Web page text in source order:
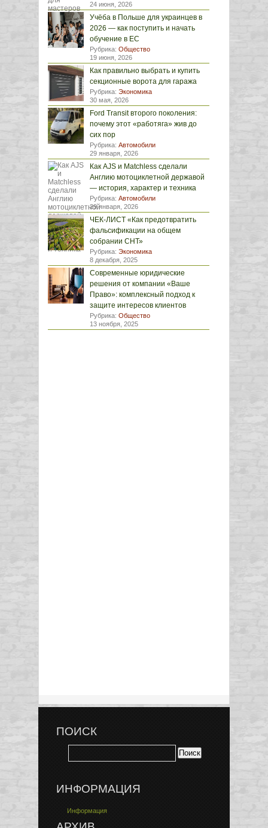
24 июня, 2026
Учёба в Польше для украинцев в
2026 — как поступить и начать
обучение в ЕС
Рубрика: Общество
19 июня, 2026
Как правильно выбрать и купить
секционные ворота для гаража
Рубрика: Экономика
30 мая, 2026
Ford Transit второго поколения:
почему этот «работяга» жив до
сих пор
Рубрика: Автомобили
29 января, 2026
Как AJS и Matchless сделали
Англию мотоциклетной державой
— история, характер и техника
Рубрика: Автомобили
29 января, 2026
ЧЕК-ЛИСТ «Как предотвратить
фальсификации на общем
собрании СНТ»
Рубрика: Экономика
8 декабря, 2025
Современные юридические
решения от компании «Ваше
Право»: комплексный подход к
защите интересов клиентов
Рубрика: Общество
13 ноября, 2025
ПОИСК
ИНФОРМАЦИЯ
Информация